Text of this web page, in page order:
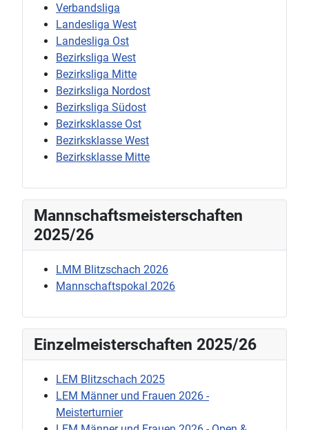
Verbandsliga
Landesliga West
Landesliga Ost
Bezirksliga West
Bezirksliga Mitte
Bezirksliga Nordost
Bezirksliga Südost
Bezirksklasse Ost
Bezirksklasse West
Bezirksklasse Mitte
Mannschaftsmeisterschaften
2025/26
LMM Blitzschach 2026
Mannschaftspokal 2026
Einzelmeisterschaften 2025/26
LEM Blitzschach 2025
LEM Männer und Frauen 2026 -
Meisterturnier